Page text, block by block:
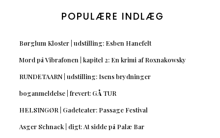
POPULÆRE INDLÆG
Børglum Kloster | udstilling: Esben Hanefelt
Mord på Vibrafonen | kapitel 2: En krimi af Roxnakowsky
RUNDETAARN | udstilling: Isens brydninger
boganmeldelse | frevert: GÅ TUR
HELSINGØR | Gadeteater: Passage Festival
Asger Schnack | digt: At sidde på Palæ Bar